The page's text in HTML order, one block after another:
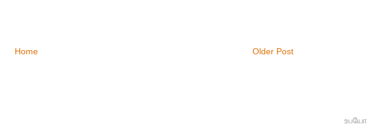
Older Post
Home